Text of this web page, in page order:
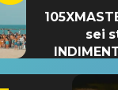
sei